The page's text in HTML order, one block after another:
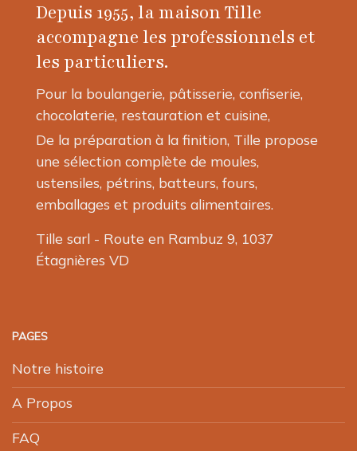
peuvent
choisies
sur
page
du
produit
Depuis 1955, la maison Tille
accompagne les professionnels et
les particuliers.
Pour la boulangerie, pâtisserie, confiserie,
chocolaterie, restauration et cuisine,
De la préparation à la finition, Tille propose
une sélection complète de moules,
ustensiles, pétrins, batteurs, fours,
emballages et produits alimentaires.
Tille sarl - Route en Rambuz 9, 1037
Étagnières VD
PAGES
Notre histoire
A Propos
FAQ